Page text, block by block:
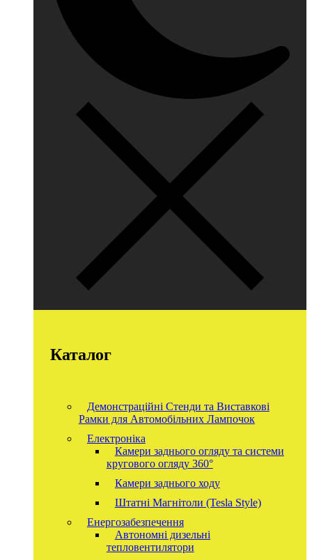
Каталог
Демонстраційні Стенди та Виставкові
Рамки для Автомобільних Лампочок
Електроніка
Камери заднього огляду та системи
кругового огляду 360°
Камери заднього ходу
Штатні Магнітоли (Tesla Style)
Енергозабезпечення
Автономні дизельні
тепловентилятори